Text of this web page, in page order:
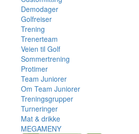
Demodager
Golfreiser
Trening
Trenerteam
Veien til Golf
Sommertrening
Protimer
Team Juniorer
Om Team Juniorer
Treningsgrupper
Turneringer
Mat & drikke
MEGAMENY